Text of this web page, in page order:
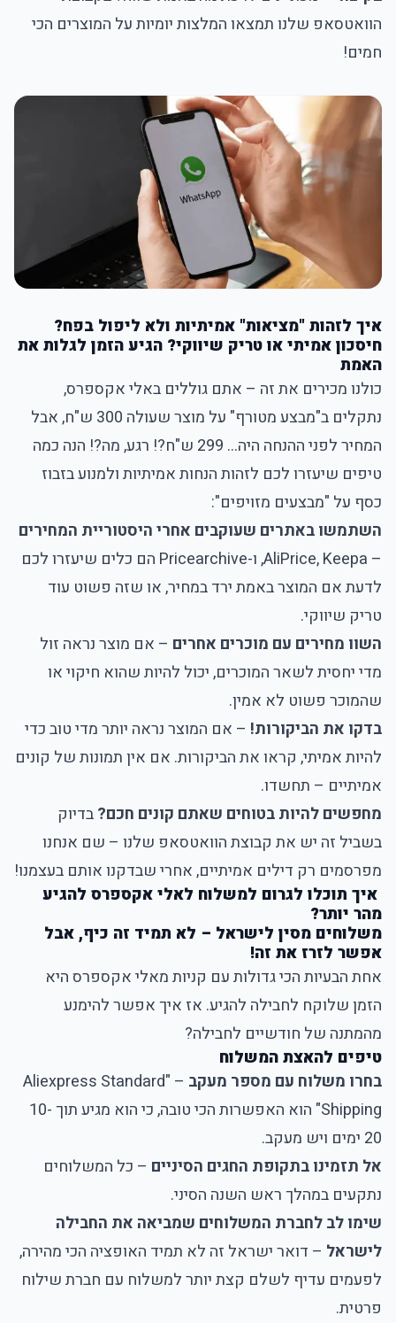
הוואטסאפ שלנו תמצאו המלצות יומיות על המוצרים הכי
חמים!
איך לזהות "מציאות" אמיתיות ולא ליפול בפח?
חיסכון אמיתי או טריק שיווקי? הגיע הזמן לגלות את
האמת
כולנו מכירים את זה – אתם גוללים באלי אקספרס,
נתקלים ב"מבצע מטורף" על מוצר שעולה 300 ש"ח, אבל
המחיר לפני ההנחה היה... 299 ש"ח?! רגע, מה?! הנה כמה
טיפים שיעזרו לכם לזהות הנחות אמיתיות ולמנוע בזבוז
כסף על "מבצעים מזויפים":
השתמשו באתרים שעוקבים אחרי היסטוריית המחירים
– AliPrice, Keepa, ו-Pricearchive הם כלים שיעזרו לכם
לדעת אם המוצר באמת ירד במחיר, או שזה פשוט עוד
טריק שיווקי.
השוו מחירים עם מוכרים אחרים – אם מוצר נראה זול
מדי יחסית לשאר המוכרים, יכול להיות שהוא חיקוי או
שהמוכר פשוט לא אמין.
בדקו את הביקורות! – אם המוצר נראה יותר מדי טוב כדי
להיות אמיתי, קראו את הביקורות. אם אין תמונות של קונים
אמיתיים – תחשדו.
מחפשים להיות בטוחים שאתם קונים חכם?בדיוק
בשביל זה יש את קבוצת הוואטסאפ שלנו – שם אנחנו
מפרסמים רק דילים אמיתיים, אחרי שבדקנו אותם בעצמנו!
איך תוכלו לגרום למשלוח לאלי אקספרס להגיע
מהר יותר?
משלוחים מסין לישראל – לא תמיד זה כיף, אבל
אפשר לזרז את זה!
אחת הבעיות הכי גדולות עם קניות מאלי אקספרס היא
הזמן שלוקח לחבילה להגיע. אז איך אפשר להימנע
מהמתנה של חודשיים לחבילה?
טיפים להאצת המשלוח
בחרו משלוח עם מספר מעקב
– "Aliexpress Standard
Shipping" הוא האפשרות הכי טובה, כי הוא מגיע תוך 10-
20 ימים ויש מעקב.
אל תזמינו בתקופת החגים הסיניים – כל המשלוחים
נתקעים במהלך ראש השנה הסיני.
שימו לב לחברת המשלוחים שמביאה את החבילה
לישראל – דואר ישראל זה לא תמיד האופציה הכי מהירה,
לפעמים עדיף לשלם קצת יותר למשלוח עם חברת שילוח
פרטית.